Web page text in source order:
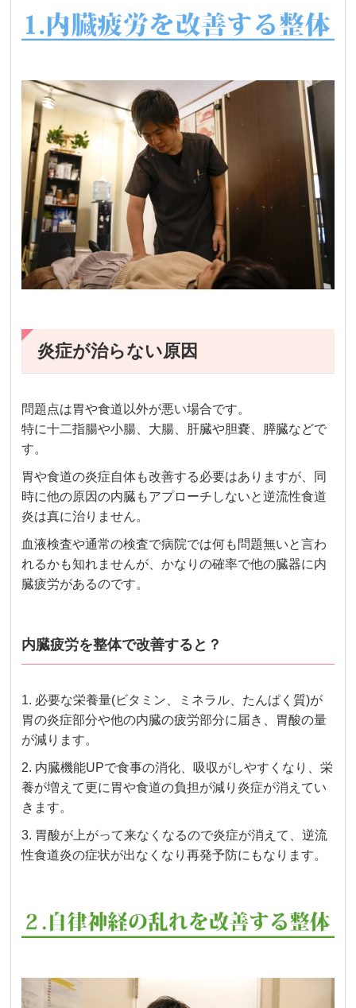
炎症が治らない原因
問題点は胃や食道以外が悪い場合です。
特に十二指腸や小腸、大腸、肝臓や胆嚢、膵臓などで
す。
胃や食道の炎症自体も改善する必要はありますが、同
時に他の原因の内臓もアプローチしないと逆流性食道
炎は真に治りません。
血液検査や通常の検査で病院では何も問題無いと言わ
れるかも知れませんが、かなりの確率で他の臓器に内
臓疲労があるのです。
内臓疲労を整体で改善すると？
1. 必要な栄養量(ビタミン、ミネラル、たんぱく質)が
胃の炎症部分や他の内臓の疲労部分に届き、胃酸の量
が減ります。
2. 内臓機能UPで食事の消化、吸収がしやすくなり、栄
養が増えて更に胃や食道の負担が減り炎症が消えてい
きます。
3. 胃酸が上がって来なくなるので炎症が消えて、逆流
性食道炎の症状が出なくなり再発予防にもなります。